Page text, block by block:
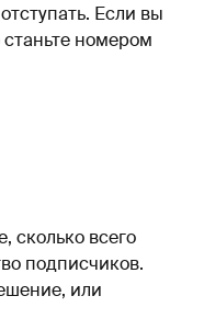
Если вы
номером
сколько всего
подписчиков.
или